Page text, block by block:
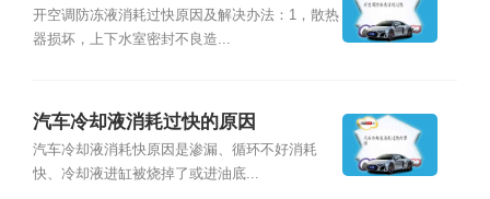
开空调防冻液消耗过快原因及解决办法：1，散热
器损坏，上下水室密封不良造...
汽车冷却液消耗过快的原因
汽车冷却液消耗快原因是渗漏、循环不好消耗
快、冷却液进缸被烧掉了或进油底...